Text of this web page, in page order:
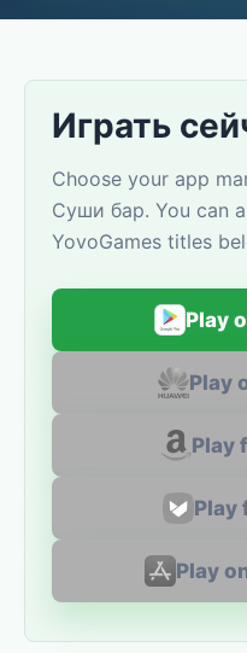
Играть
Choose your app
Суши бар. You can
YovoGames titles
Play
Play
Play
Play
Play